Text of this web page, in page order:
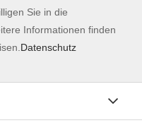
Impressum
AGB
Datenschutzerklärung
Sie in die
Informationen finden
Datenschutz